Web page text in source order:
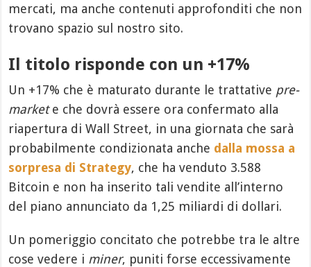
mercati, ma anche contenuti approfonditi che non
trovano spazio sul nostro sito.
Il titolo risponde con un +17%
Un +17% che è maturato durante le trattative pre-
markete che dovrà essere ora confermato alla
riapertura di Wall Street, in una giornata che sarà
probabilmente condizionata anche dalla mossa a
sorpresa di Strategy, che ha venduto 3.588
Bitcoin e non ha inserito tali vendite all’interno
del piano annunciato da 1,25 miliardi di dollari.
Un pomeriggio concitato che potrebbe tra le altre
cose vedere i miner, puniti forse eccessivamente